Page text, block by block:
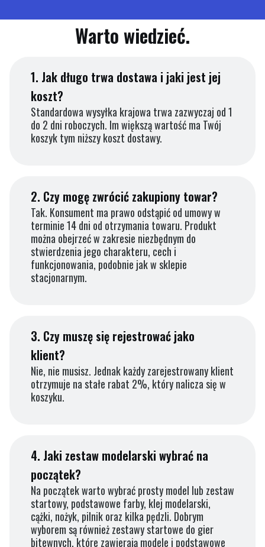
Warto wiedzieć.
1. Jak długo trwa dostawa i jaki jest jej
koszt?
Standardowa wysyłka krajowa trwa zazwyczaj od 1
do 2 dni roboczych. Im większą wartość ma Twój
koszyk tym niższy koszt dostawy.
2. Czy mogę zwrócić zakupiony towar?
Tak. Konsument ma prawo odstąpić od umowy w
terminie 14 dni od otrzymania towaru. Produkt
można obejrzeć w zakresie niezbędnym do
stwierdzenia jego charakteru, cech i
funkcjonowania, podobnie jak w sklepie
stacjonarnym.
3. Czy muszę się rejestrować jako
klient?
Nie, nie musisz. Jednak każdy zarejestrowany klient
otrzymuje na stałe rabat 2%, który nalicza się w
koszyku.
4. Jaki zestaw modelarski wybrać na
początek?
Na początek warto wybrać prosty model lub zestaw
startowy, podstawowe farby, klej modelarski,
cążki, nożyk, pilnik oraz kilka pędzli. Dobrym
wyborem są również zestawy startowe do gier
bitewnych, które zawierają modele i podstawowe